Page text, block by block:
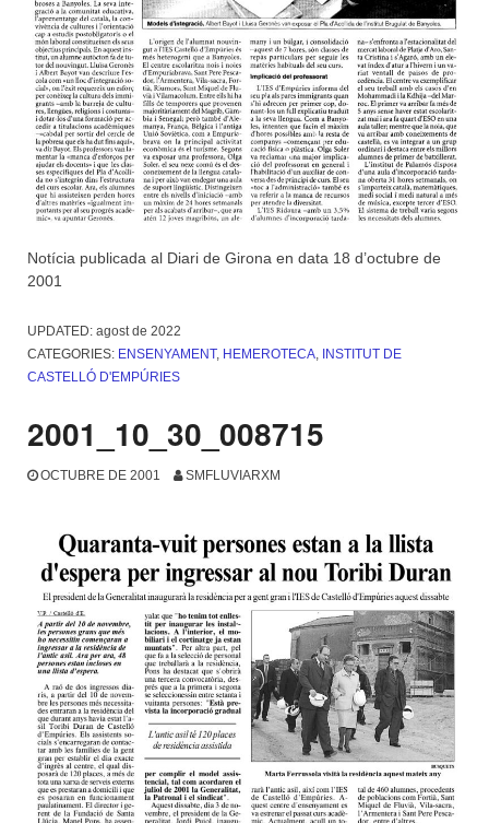
Notícia publicada al Diari de Girona en data 18 d’octubre de
2001
UPDATED: agost de 2022
CATEGORIES: ENSENYAMENT, HEMEROTECA, INSTITUT DE
CASTELLÓ D'EMPÚRIES
2001_10_30_008715
OCTUBRE DE 2001 SMFLUVIARXM